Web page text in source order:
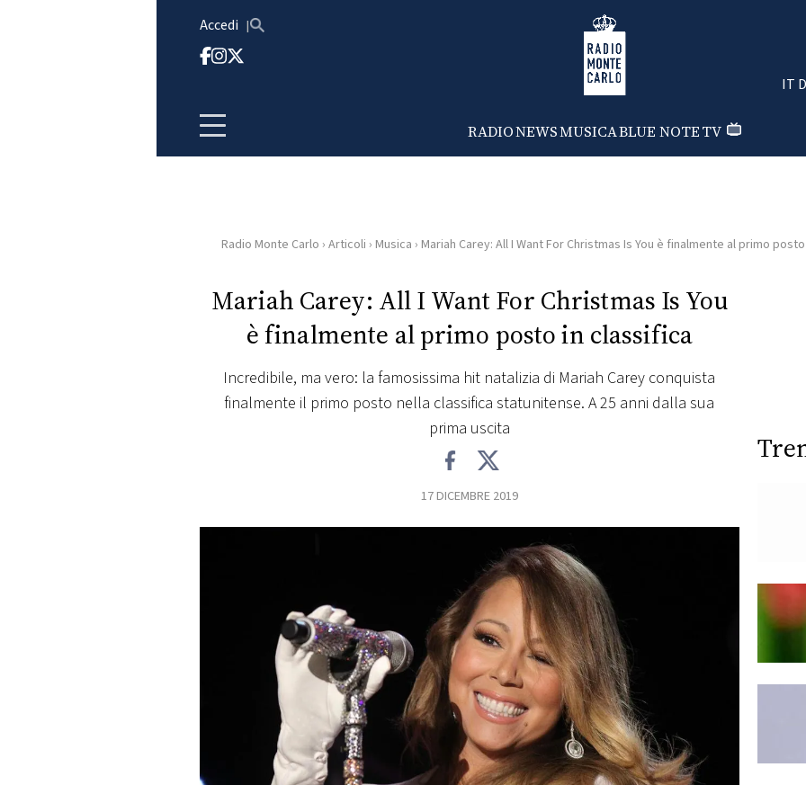
Accedi Radio Monte Carlo
RADIONEWSMUSICABLUE NOTETV
IT
HOME
RADIO
RADIO
FOTO
Radio Monte Carlo › Articoli › Musica › Mariah Carey: All I Want For Christmas Is You è finalmente al primo
Mariah Carey: All I Want For Christmas Is You
è finalmente al primo posto in classifica
Incredibile, ma vero: la famosissima hit natalizia di Mariah Carey conquista
finalmente il primo posto nella classifica statunitense. A 25 anni dalla sua
prima uscita
17 DICEMBRE 2019